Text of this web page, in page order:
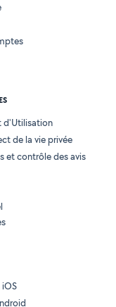
d'Utilisation
de la vie privée
et contrôle des avis